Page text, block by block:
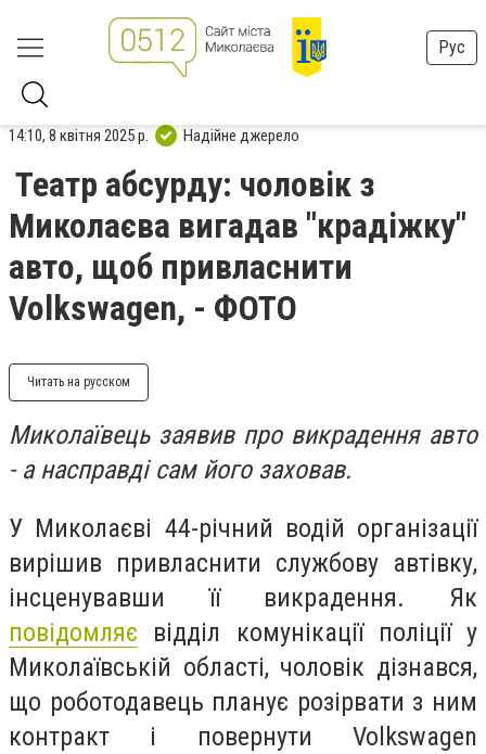
Рус
14:10, 8 квітня 2025 р. Надійне джерело
Театр абсурду: чоловік з
Миколаєва вигадав "крадіжку"
авто, щоб привласнити
Volkswagen, - ФОТО
Читать на русском
Миколаївець заявив про викрадення авто
- а насправді сам його заховав.
У Миколаєві 44-річний водій організації
вирішив привласнити службову автівку,
інсценувавши її викрадення. Як
повідомляє відділ комунікації поліції у
Миколаївській області, чоловік дізнався,
що роботодавець планує розірвати з ним
контракт і повернути Volkswagen